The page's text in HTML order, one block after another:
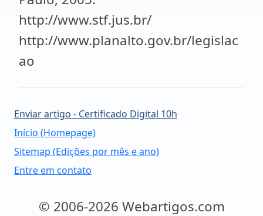
http://www.stf.jus.br/
http://www.planalto.gov.br/legislac
ao
Enviar artigo - Certificado Digital 10h
Início (Homepage)
Sitemap (Edições por mês e ano)
Entre em contato
© 2006-2026 Webartigos.com